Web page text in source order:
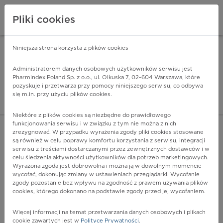
Pharmindex - lider
ZALOGUJ SIĘ
C43.0 - Czerniak złośliwy wargi
Więcej na lekiicd10.pl
Pliki cookies
Niniejsza strona korzysta z plików cookies
Administratorem danych osobowych użytkowników serwisu jest
Pharmindex Poland Sp. z o.o., ul. Olkuska 7, 02-604 Warszawa, które
pozyskuje i przetwarza przy pomocy niniejszego serwisu, co odbywa
się m.in. przy użyciu plików cookies.
Niektóre z plików cookies są niezbędne do prawidłowego
funkcjonowania serwisu i w związku z tym nie można z nich
zrezygnować. W przypadku wyrażenia zgody pliki cookies stosowane
są również w celu poprawy komfortu korzystania z serwisu, integracji
serwisu z treściami dostarczanymi przez zewnętrznych dostawców i w
celu śledzenia aktywności użytkowników dla potrzeb marketingowych.
Wyrażona zgoda jest dobrowolna i można ją w dowolnym momencie
wycofać, dokonując zmiany w ustawieniach przeglądarki. Wycofanie
zgody pozostanie bez wpływu na zgodność z prawem używania plików
cookies, którego dokonano na podstawie zgody przed jej wycofaniem.
Więcej informacji na temat przetwarzania danych osobowych i plikach
cookie zawartych jest w Polityce Prywatności.
ZA DARMO - w Google Play INSTALUJ